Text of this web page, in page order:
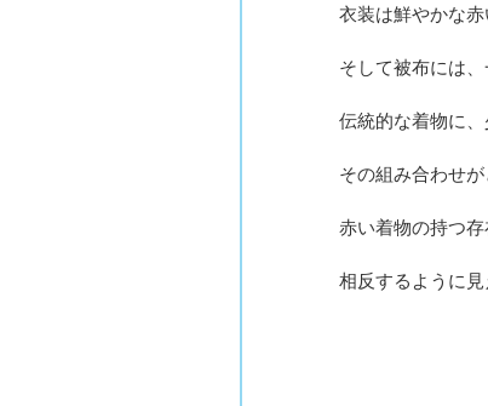
衣装は鮮やかな赤
そして被布には
伝統的な着物に、
その組み合わせ
赤い着物の持つ存
相反するように